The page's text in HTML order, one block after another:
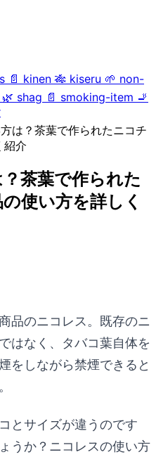
📄 kinen 🎋 kiseru 🌱 non-
🌿 shag 📄 smoking-item 🚬
は？茶葉で作られたニコチ
紹介
茶葉で作られた
使い方を詳しく
品のニコレス。既存のニ
はなく、タバコ葉自体を
をしながら禁煙できると
とサイズが違うのです
うか？ニコレスの使い方